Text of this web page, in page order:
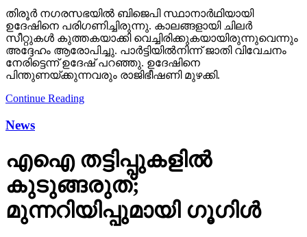
തിരൂര്‍ നഗരസഭയില്‍ ബിജെപി സ്ഥാനാര്‍ഥിയായി
ഉദേഷിനെ പരിഗണിച്ചിരുന്നു. കാലങ്ങളായി ചിലര്‍
സീറ്റുകള്‍ കുത്തകയാക്കി വെച്ചിരിക്കുകയായിരുന്നുവെന്നും
അദ്ദേഹം ആരോപിച്ചു. പാര്‍ട്ടിയില്‍നിന്ന് ജാതി വിവേചനം
നേരിട്ടെന്ന് ഉദേഷ് പറഞ്ഞു. ഉദേഷിനെ
പിന്തുണയ്ക്കുന്നവരും രാജിഭീഷണി മുഴക്കി.
Continue Reading
News
എഐ തട്ടിപ്പുകളില്‍
കുടുങ്ങരുത്;
മുന്നറിയിപ്പുമായി ഗൂഗിള്‍